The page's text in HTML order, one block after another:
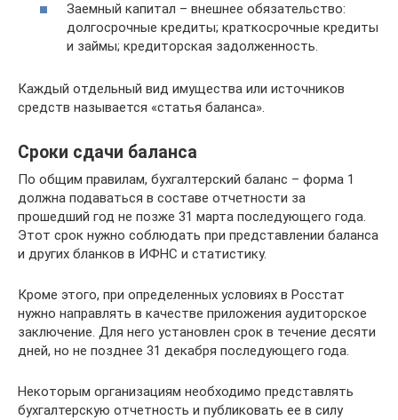
Заемный капитал – внешнее обязательство:
долгосрочные кредиты; краткосрочные кредиты
и займы; кредиторская задолженность.
Каждый отдельный вид имущества или источников
средств называется «статья баланса».
Сроки сдачи баланса
По общим правилам, бухгалтерский баланс – форма 1
должна подаваться в составе отчетности за
прошедший год не позже 31 марта последующего года.
Этот срок нужно соблюдать при представлении баланса
и других бланков в ИФНС и статистику.
Кроме этого, при определенных условиях в Росстат
нужно направлять в качестве приложения аудиторское
заключение. Для него установлен срок в течение десяти
дней, но не позднее 31 декабря последующего года.
Некоторым организациям необходимо представлять
бухгалтерскую отчетность и публиковать ее в силу